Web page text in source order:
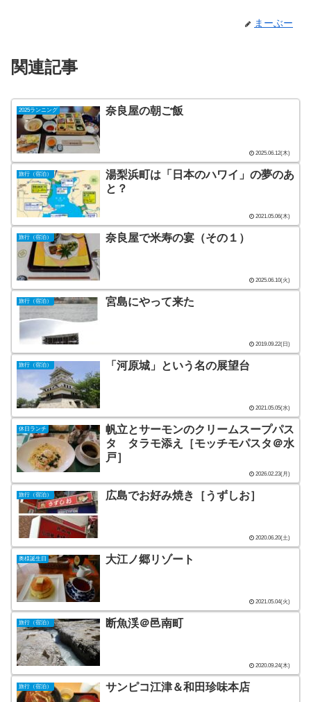
まーぶー
関連記事
2025ランニング 奈良屋の朝ご飯
2025.06.12(木)
旅行（宿泊）
湯梨浜町は「日本のハワイ」の夢のあ
と？
2021.05.06(木)
旅行（宿泊） 奈良屋で米寿の宴（その１）
2025.06.10(火)
旅行（宿泊） 宮島にやって来た
2019.09.22(日)
旅行（宿泊） 「河原城」という名の展望台
2021.05.05(水)
休日ランチ
帆立とサーモンのクリームスープパス
タ タラモ添え［モッチモパスタ＠水
戸］
2026.02.23(月)
旅行（宿泊） 広島でお好み焼き［うずしお］
2020.06.20(土)
奥様誕生日 大江ノ郷リゾート
2021.05.04(火)
旅行（宿泊） 断魚渓＠邑南町
2020.09.24(木)
旅行（宿泊） サンピコ江津＆和田珍味本店